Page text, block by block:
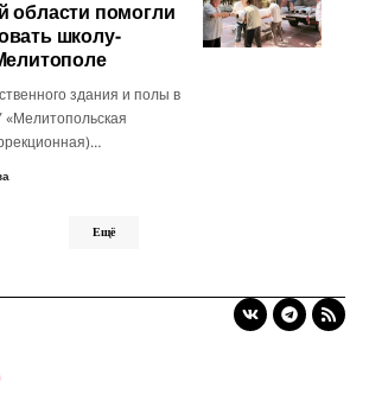
области помогли
школу-
здания и полы в
«Мелитопольская
Ещё